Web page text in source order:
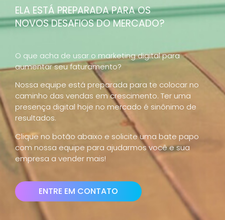
ELA ESTÁ PREPARADA PARA OS
NOVOS DESAFIOS DO MERCADO?
O que acha de usar o marketing digital para
aumentar seu faturamento?
Nossa equipe está preparada para te colocar no
caminho das vendas em crescimento. Ter uma
presença digital hoje no mercado é sinônimo de
resultados.
Clique no botão abaixo e solicite uma bate papo
com nossa equipe para ajudarmos você e sua
empresa a vender mais!
ENTRE EM CONTATO